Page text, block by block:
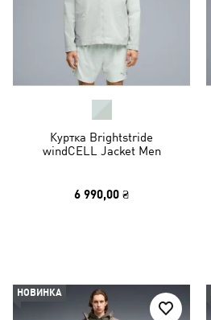
Куртка Brightstride
windCELL Jacket Men
6 990,00 ₴
НОВИНКА